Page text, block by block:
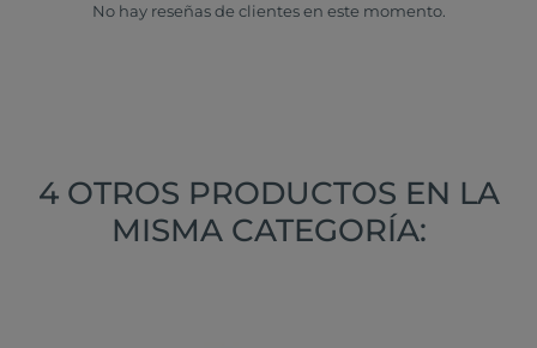
No hay reseñas de clientes en este momento.
4 OTROS PRODUCTOS EN LA
MISMA CATEGORÍA: